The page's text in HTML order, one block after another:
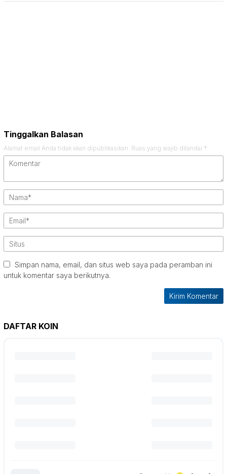
Tinggalkan Balasan
Alamat email Anda tidak akan dipublikasikan. Ruas yang wajib ditandai *
Simpan nama, email, dan situs web saya pada peramban ini
untuk komentar saya berikutnya.
DAFTAR KOIN